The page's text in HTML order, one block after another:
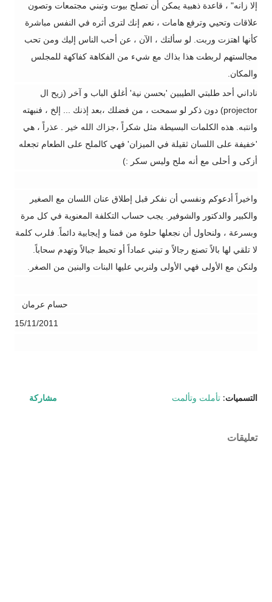
إلا زانه" ، قاعدة ذهبية يمكن أن تصلح بيوت وتبني مجتمعات وتصون
علاقات وتحيي وترفع هامات ، نعم إنك لترى أثره في النفس مباشرة
كأنها اهتزت وربت. لو سألتك ، الآن ، عن أحب الناس إليك ومن تحب
مجالستهم لربطت هذا بذاك مع شيء من الفكاهة كفاكهة للمجلس
والمكان.
ناداني أحد طلبتي الطيبين 'بحسن نية' أغلق الباب و آخر (زيح ال
projector) دون ذكر لو سمحت ، من فضلك ،بعد إذنك ... إلخ ، فنبهته
وانتبه. هذه الكلمات البسيطة مثل شكراً ،جزاك الله خير . عذراً ، هي
'خفيفة على اللسان ثقيلة في الميزان' فهي كالملح على الطعام تجعله
أزكى و أحلى مع أنه ملح وليس سكر :)
واخيراً أدعوكم ونفسي أن نفكر قبل إطلاق عنان اللسان مع الصغير
والكبير والدكتور والشوفير. يجب حساب التكلفة المعنوية في كل مرة
وبسرعة ، ولنحاول أن نجعلها حلوة من فمنا و إيجابية دائماً. فلرب كلمة
لا تلقي لها بالاً تصنع رجالاً و تبني عماداً أو تحبط جبالاً وتهدم سحاباً.
ولنكن مع الأولى فهي الأولى ولنربي عليها البنات والبنين من الصغر.
حسام عرمان
15/11/2011
التسميات: تأملت وتألمت مشاركة
تعليقات